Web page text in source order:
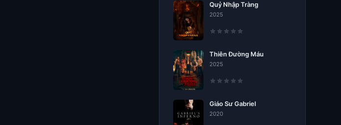
Quỷ Nhập Tràng
2025
Thiên Đường Máu
2025
Giáo Sư Gabriel
2020